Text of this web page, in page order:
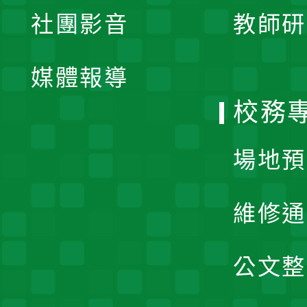
教師
社團影音
媒體報導
校務
場地
維修
公文